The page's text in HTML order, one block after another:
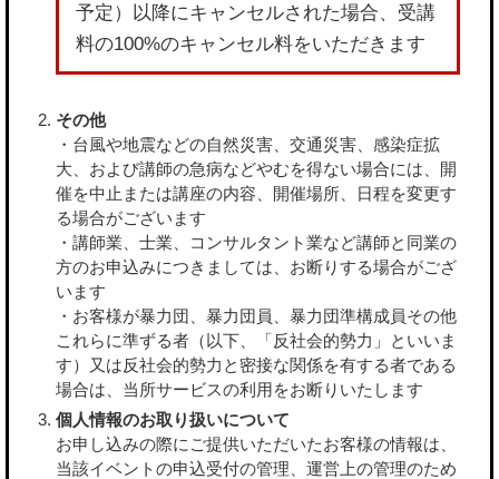
予定）以降にキャンセルされた場合、受講
料の100%のキャンセル料をいただきます
その他
・台風や地震などの自然災害、交通災害、感染症拡
大、および講師の急病などやむを得ない場合には、開
催を中止または講座の内容、開催場所、日程を変更す
る場合がございます
・講師業、士業、コンサルタント業など講師と同業の
方のお申込みにつきましては、お断りする場合がござ
います
・お客様が暴力団、暴力団員、暴力団準構成員その他
これらに準ずる者（以下、「反社会的勢力」といいま
す）又は反社会的勢力と密接な関係を有する者である
場合は、当所サービスの利用をお断りいたします
個人情報のお取り扱いについて
お申し込みの際にご提供いただいたお客様の情報は、
当該イベントの申込受付の管理、運営上の管理のため